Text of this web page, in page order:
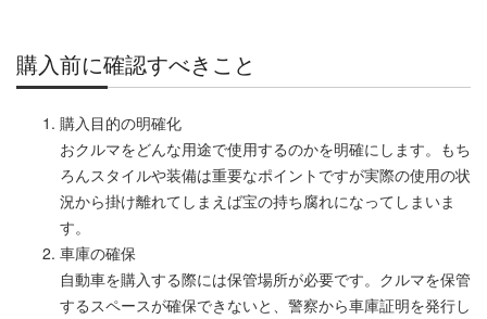
購入前に確認すべきこと
購入目的の明確化
おクルマをどんな用途で使用するのかを明確にします。もち
ろんスタイルや装備は重要なポイントですが実際の使用の状
況から掛け離れてしまえば宝の持ち腐れになってしまいま
す。
車庫の確保
自動車を購入する際には保管場所が必要です。クルマを保管
するスペースが確保できないと、警察から車庫証明を発行し